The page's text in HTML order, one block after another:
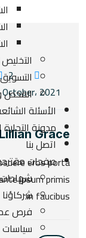
الفحص
الأسئلة
مدونة التجارة
اتصل بنا
صفحات
شهادات
شركاؤنا
فرص
2
October، 2021
Lillian Grace
eros porta
ipsum primis
in faucibus.